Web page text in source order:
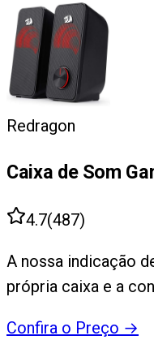
Redragon
Caixa de Som
4.7(487)
A nossa indicação
própria caixa e a
Confira o Preço →